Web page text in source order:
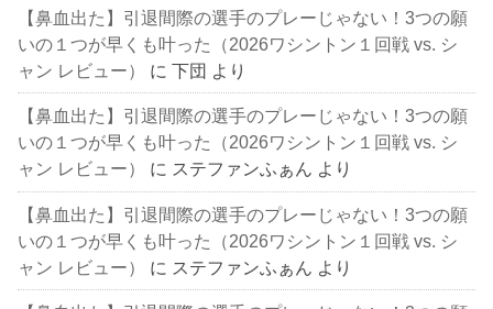
【鼻血出た】引退間際の選手のプレーじゃない！3つの願
いの１つが早くも叶った（2026ワシントン１回戦 vs. シ
ャン レビュー）
に下団 より
【鼻血出た】引退間際の選手のプレーじゃない！3つの願
いの１つが早くも叶った（2026ワシントン１回戦 vs. シ
ャン レビュー）
に ステファンふぁん より
【鼻血出た】引退間際の選手のプレーじゃない！3つの願
いの１つが早くも叶った（2026ワシントン１回戦 vs. シ
ャン レビュー）
に ステファンふぁん より